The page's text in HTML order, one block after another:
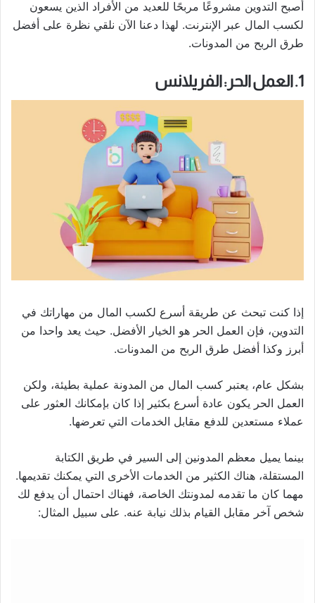
أصبح التدوين مشروعًا مربحًا للعديد من الأفراد الذين يسعون
لكسب المال عبر الإنترنت. لهذا دعنا الآن نلقي نظرة على أفضل
طرق الربح من المدونات.
1. العمل الحر: الفريلانس
إذا كنت تبحث عن طريقة أسرع لكسب المال من مهاراتك في
التدوين، فإن العمل الحر هو الخيار الأفضل. حيث يعد واحدا من
أبرز وكذا أفضل طرق الربح من المدونات.
بشكل عام، يعتبر كسب المال من المدونة عملية بطيئة، ولكن
العمل الحر يكون عادة أسرع بكثير إذا كان بإمكانك العثور على
عملاء مستعدين للدفع مقابل الخدمات التي تعرضها.
بينما يميل معظم المدونين إلى السير في طريق الكتابة
المستقلة، هناك الكثير من الخدمات الأخرى التي يمكنك تقديمها.
مهما كان ما تقدمه لمدونتك الخاصة، فهناك احتمال أن يدفع لك
شخص آخر مقابل القيام بذلك نيابة عنه. على سبيل المثال: